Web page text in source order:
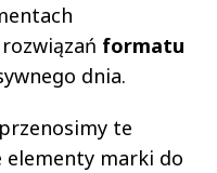
formatu
dnia.
te
elementy marki do